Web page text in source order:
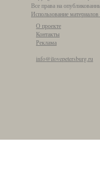
Все права на
Использование
О проекте
Контакты
Реклама
info@ilovepetersburg.ru